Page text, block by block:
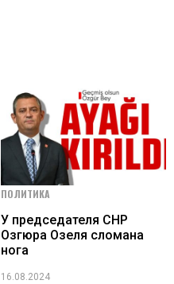
ПОЛИТИКА
У председателя СНР
Озгюра Озеля сломана
нога
16.08.2024